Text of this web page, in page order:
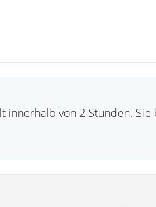
innerhalb von 2 Stunden.